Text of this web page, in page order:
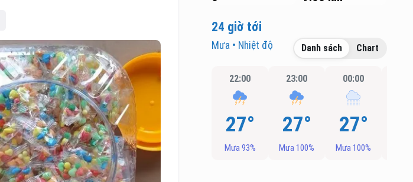
24 giờ tới
Mưa • Nhiệt độ Danh sách Chart
22:00
27°
Mưa 93%
23:00
27°
Mưa 100%
00:00
27°
Mưa 100%